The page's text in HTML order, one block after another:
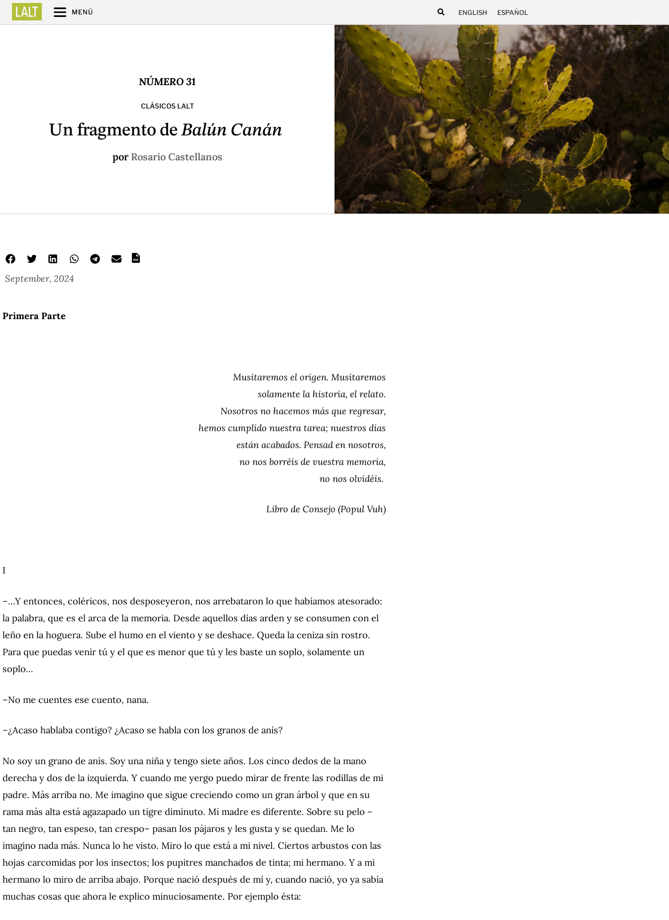
MENÚ ENGLISH ESPAÑOL
NÚMERO 31
CLÁSICOS LALT
Un fragmento deBalún Canán
por Rosario Castellanos
September, 2024
Primera Parte
Musitaremos el origen. Musitaremos
solamente la historia, el relato.
Nosotros no hacemos más que regresar,
hemos cumplido nuestra tarea; nuestros días
están acabados. Pensad en nosotros,
no nos borréis de vuestra memoria,
no nos olvidéis.
Libro de Consejo (Popul Vuh)
I
–…Y entonces, coléricos, nos desposeyeron, nos arrebataron lo que habíamos atesorado:
la palabra, que es el arca de la memoria. Desde aquellos días arden y se consumen con el
leño en la hoguera. Sube el humo en el viento y se deshace. Queda la ceniza sin rostro.
Para que puedas venir tú y el que es menor que tú y les baste un soplo, solamente un
soplo…
–No me cuentes ese cuento, nana.
–¿Acaso hablaba contigo? ¿Acaso se habla con los granos de anís?
No soy un grano de anís. Soy una niña y tengo siete años. Los cinco dedos de la mano
derecha y dos de la izquierda. Y cuando me yergo puedo mirar de frente las rodillas de mi
padre. Más arriba no. Me imagino que sigue creciendo como un gran árbol y que en su
rama más alta está agazapado un tigre diminuto. Mi madre es diferente. Sobre su pelo –
tan negro, tan espeso, tan crespo– pasan los pájaros y les gusta y se quedan. Me lo
imagino nada más. Nunca lo he visto. Miro lo que está a mi nivel. Ciertos arbustos con las
hojas carcomidas por los insectos; los pupitres manchados de tinta; mi hermano. Y a mi
hermano lo miro de arriba abajo. Porque nació después de mí y, cuando nació, yo ya sabía
muchas cosas que ahora le explico minuciosamente. Por ejemplo ésta: